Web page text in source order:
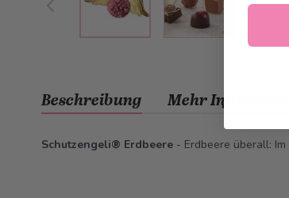
Beschreibung
Schutzengeli® Erdbeere - Erdbeere überall:
Mehr